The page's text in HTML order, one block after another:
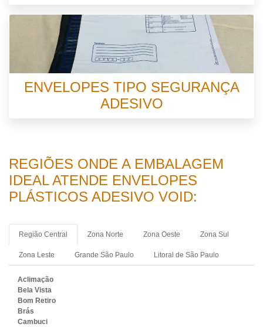
ENVELOPES TIPO SEGURANÇA
ADESIVO
REGIÕES ONDE A EMBALAGEM
IDEAL ATENDE ENVELOPES
PLÁSTICOS ADESIVO VOID:
Região Central Zona Norte Zona Oeste Zona Sul
Zona Leste Grande São Paulo Litoral de São Paulo
Aclimação
Bela Vista
Bom Retiro
Brás
Cambuci